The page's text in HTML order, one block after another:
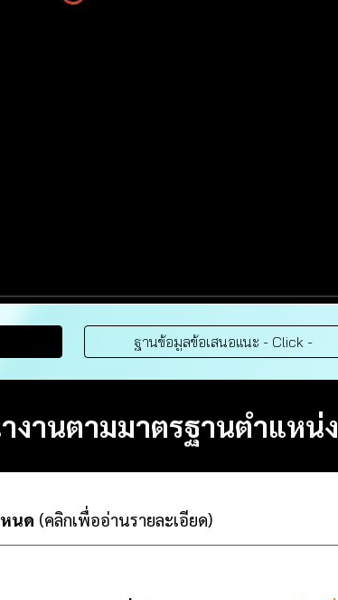
ฐานข้อมูลข้อเสนอแนะ - Click -
านตามมาตรฐานตำแหน่ง
นด (คลิกเพื่ออ่านรายละเอียด)